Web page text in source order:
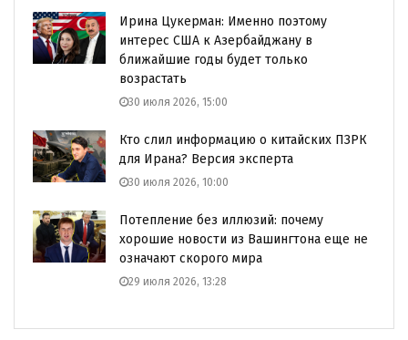
Ирина Цукерман: Именно поэтому
интерес США к Азербайджану в
ближайшие годы будет только
возрастать
30 июля 2026, 15:00
Кто слил информацию о китайских ПЗРК
для Ирана? Версия эксперта
30 июля 2026, 10:00
Потепление без иллюзий: почему
хорошие новости из Вашингтона еще не
означают скорого мира
29 июля 2026, 13:28